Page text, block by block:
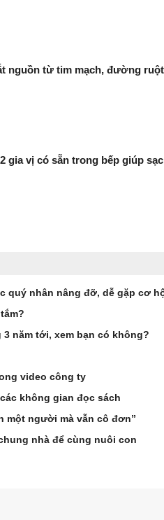
nguồn từ tim mạch, đường
gia vị có sẵn trong bếp giúp
quý nhân nâng đỡ, dễ gặp cơ
năm tới, xem bạn có không?
video công ty
không gian đọc sách
một người mà vẫn cô đơn”
nhà để cùng nuôi con